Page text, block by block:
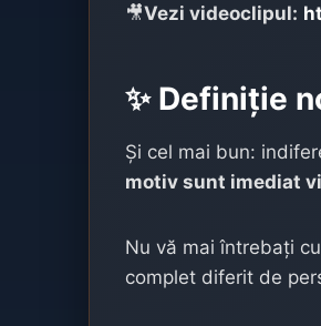
🎥Vezi videoclipul:
✨ Definiție
Și cel mai bun:
motiv sunt imediat
Nu vă mai întrebați
complet diferit de